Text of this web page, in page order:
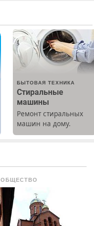
БЫТОВАЯ ТЕХНИКА
Стиральные
машины
Ремонт стиральных
машин на дому.
Выезд и диагностика
ОБЩЕСТВО